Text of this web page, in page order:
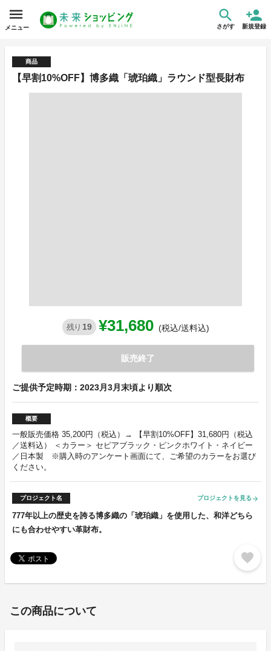
メニュー さがす 新規登録
商品
【早割10%OFF】博多織「琥珀織」ラウンド型長財布
残り 19 ¥31,680 (税込/送料込)
販売終了
ご提供予定時期：2023月3月末頃より順次
概要
一般販売価格 35,200円（税込）→ 【早割10%OFF】31,680円（税込
／送料込） ＜カラー＞ セピアブラック・ピンクホワイト・ネイビー
／日本製 ※購入時のアンケート画面にて、ご希望のカラーをお選び
ください。
プロジェクト名 プロジェクトを見る arrow_forward
777年以上の歴史を誇る博多織の「琥珀織」を使用した、和洋どちら
にも合わせやすい革財布。
favorite
この商品について